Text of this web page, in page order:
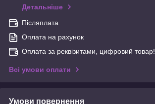
Детальніше
Післяплата
Оплата на рахунок
Оплата за реквізитами, цифровий товар!
Всі умови оплати
Умови повернення